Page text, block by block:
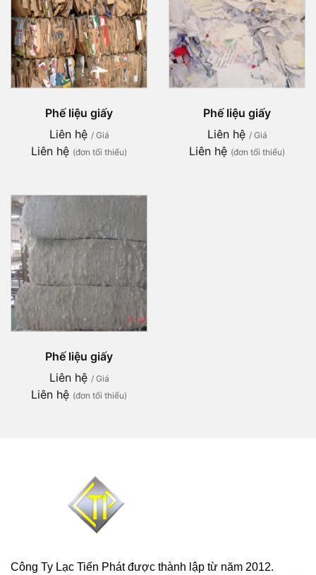
Phế liệu giấy
Liên hệ / Giá
Liên hệ (đơn tối thiểu)
Phế liệu giấy
Liên hệ / Giá
Liên hệ (đơn tối thiểu)
Phế liệu giấy
Liên hệ / Giá
Liên hệ (đơn tối thiểu)
Công Ty Lạc Tiến Phát được thành lập từ năm 2012.